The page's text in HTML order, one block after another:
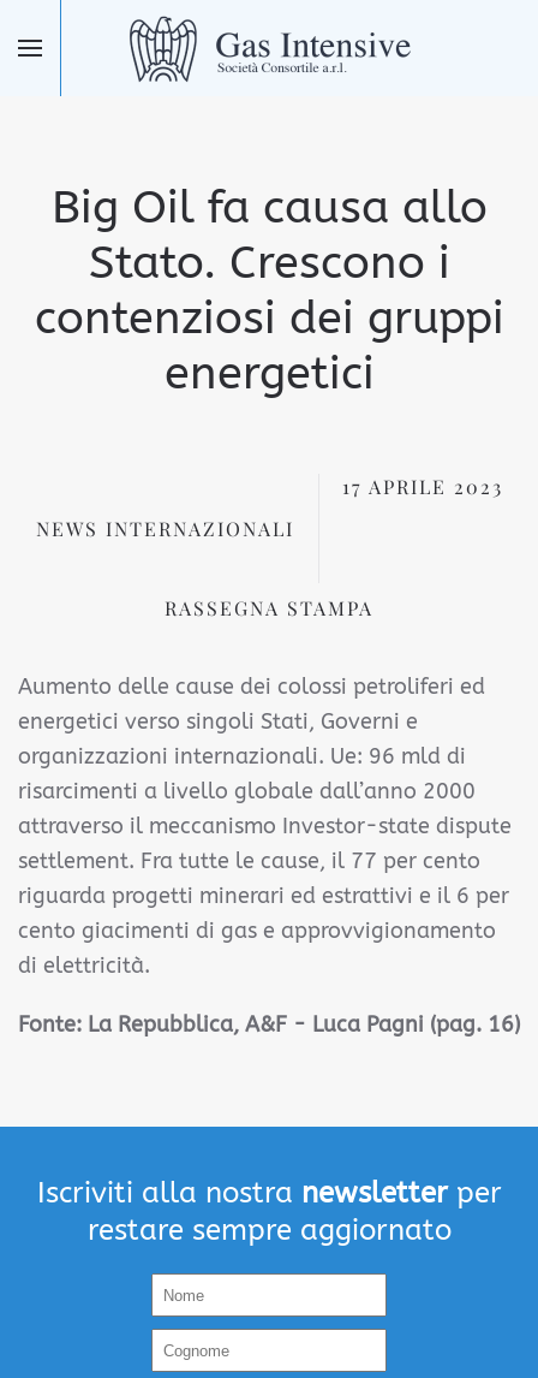
Skip to main content
Big Oil fa causa allo
Stato. Crescono i
contenziosi dei gruppi
energetici
NEWS INTERNAZIONALI
17 APRILE 2023
RASSEGNA STAMPA
Aumento delle cause dei colossi petroliferi ed
energetici verso singoli Stati, Governi e
organizzazioni internazionali. Ue: 96 mld di
risarcimenti a livello globale dall’anno 2000
attraverso il meccanismo Investor-state dispute
settlement. Fra tutte le cause, il 77 per cento
riguarda progetti minerari ed estrattivi e il 6 per
cento giacimenti di gas e approvvigionamento
di elettricità.
Fonte: La Repubblica, A&F - Luca Pagni (pag. 16)
Iscriviti alla nostra newsletterper
restare sempre aggiornato